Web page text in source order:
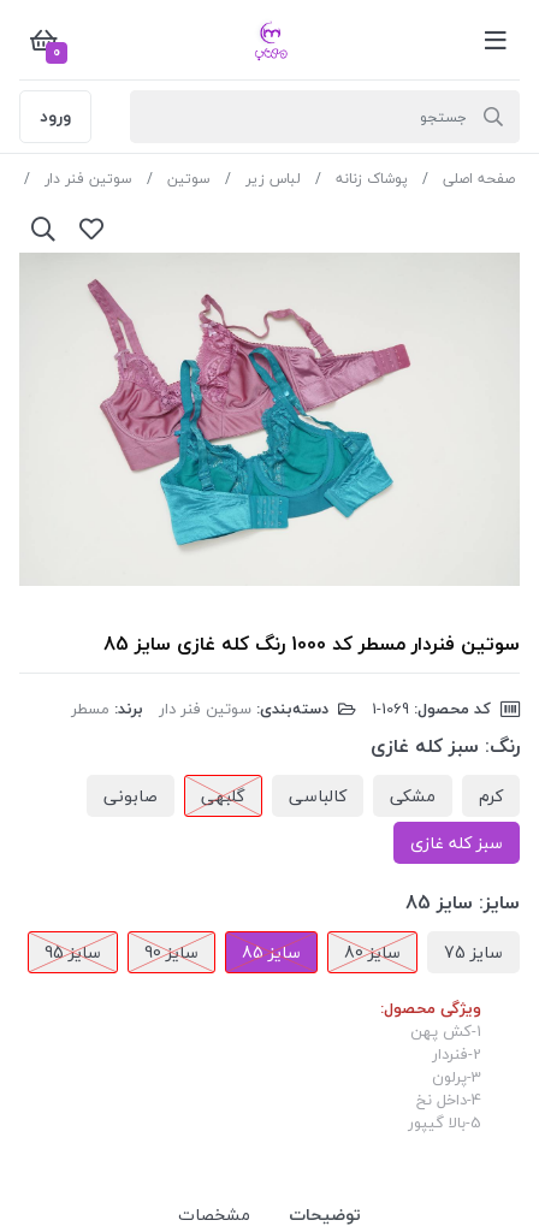
0
ورود
صفحه اصلی پوشاک زنانه لباس زیر سوتین سوتین فنر دار
سوتین فنردار مسطر کد 1000 رنگ کله غازی سایز 85
کد محصول: دسته‌بندی: سوتین فنر دار برند: مسطر
رنگ: سبز کله غازی
کرم مشکی کالباسی گلبهی
صابونی
سبز کله غازی
سایز: سایز 85
سایز 75 سایز 80 سایز 85 سایز 90 سایز 95
ویژگی محصول:
1-کش پهن
2-فنردار
3-پرلون
4-داخل نخ
5-بالا گیپور
توضیحات مشخصات